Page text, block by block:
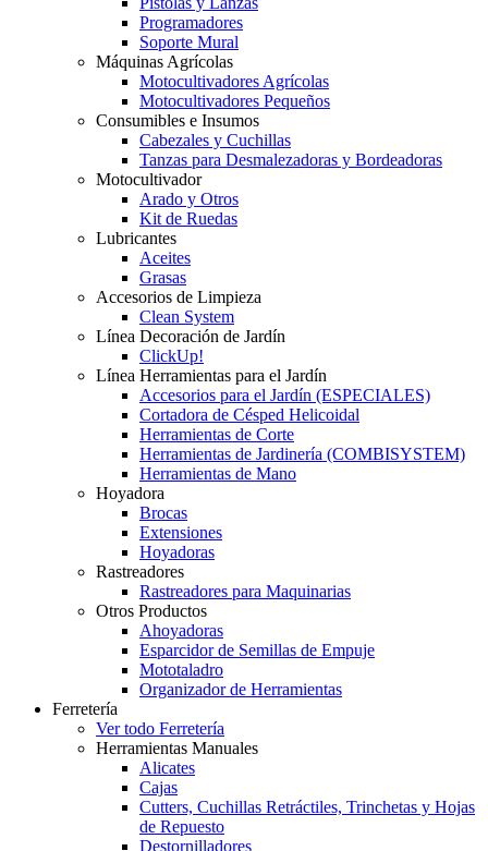
Programadores
Soporte Mural
Máquinas Agrícolas
Motocultivadores Agrícolas
Motocultivadores Pequeños
Consumibles e Insumos
Cabezales y Cuchillas
Tanzas para Desmalezadoras y Bordeadoras
Motocultivador
Arado y Otros
Kit de Ruedas
Lubricantes
Aceites
Grasas
Accesorios de Limpieza
Clean System
Línea Decoración de Jardín
ClickUp!
Línea Herramientas para el Jardín
Accesorios para el Jardín (ESPECIALES)
Cortadora de Césped Helicoidal
Herramientas de Corte
Herramientas de Jardinería (COMBISYSTEM)
Herramientas de Mano
Hoyadora
Brocas
Extensiones
Hoyadoras
Rastreadores
Rastreadores para Maquinarias
Otros Productos
Ahoyadoras
Esparcidor de Semillas de Empuje
Mototaladro
Organizador de Herramientas
Ferretería
Ver todo Ferretería
Herramientas Manuales
Alicates
Cajas
Cutters, Cuchillas Retráctiles, Trinchetas y Hojas
de Repuesto
Destornilladores